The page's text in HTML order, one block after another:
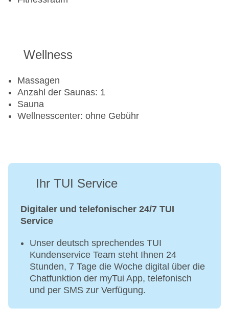
Wellness
Massagen
Anzahl der Saunas: 1
Sauna
Wellnesscenter: ohne Gebühr
Ihr TUI Service
Digitaler und telefonischer 24/7 TUI
Service
Unser deutsch sprechendes TUI
Kundenservice Team steht Ihnen 24
Stunden, 7 Tage die Woche digital über die
Chatfunktion der myTui App, telefonisch
und per SMS zur Verfügung.